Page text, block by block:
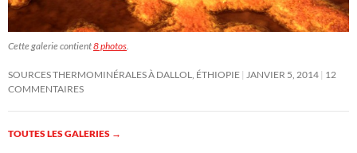
Cette galerie contient8 photos.
SOURCES THERMOMINÉRALES À DALLOL, ÉTHIOPIE JANVIER 5, 2014 12
COMMENTAIRES
TOUTES LES GALERIES →